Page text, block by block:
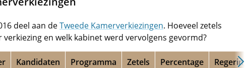
deel aan deTweede Kamerverkiezingen. Hoeveel zetels
en welk kabinet werd vervolgens gevormd?
Kandidaten Programma Zetels Percentage
Regering